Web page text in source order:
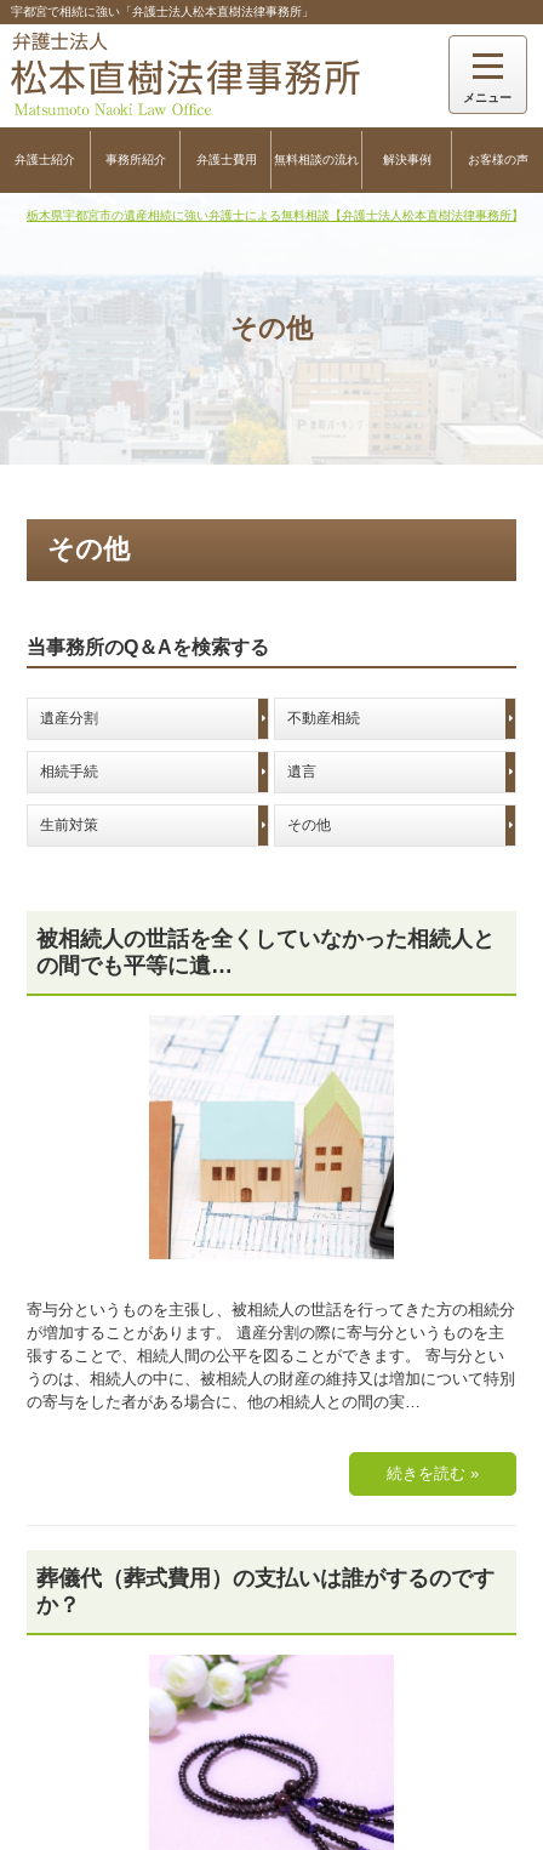
宇都宮で相続に強い「弁護士法人松本直樹法律事務所」
弁護士紹介 事務所紹介 弁護士費用 無料相談の流れ 解決事例 お客様の声
栃木県宇都宮市の遺産相続に強い弁護士による無料相談【弁護士法人松本直樹法律事務所】
その他
その他
当事務所のQ＆Aを検索する
遺産分割 不動産相続
相続手続 遺言
生前対策 その他
被相続人の世話を全くしていなかった相続人と
の間でも平等に遺…
寄与分というものを主張し、被相続人の世話を行ってきた方の相続分
が増加することがあります。 遺産分割の際に寄与分というものを主
張することで、相続人間の公平を図ることができます。 寄与分とい
うのは、相続人の中に、被相続人の財産の維持又は増加について特別
の寄与をした者がある場合に、他の相続人との間の実…
葬儀代（葬式費用）の支払いは誰がするのです
か？